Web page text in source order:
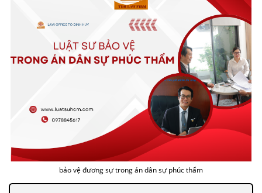
bảo vệ đương sự trong án dân sự phúc thẩm